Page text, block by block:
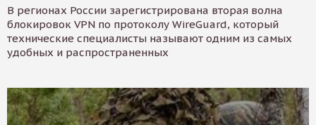
В регионах России зарегистрирована вторая волна
блокировок VPN по протоколу WireGuard, который
технические специалисты называют одним из самых
удобных и распространенных